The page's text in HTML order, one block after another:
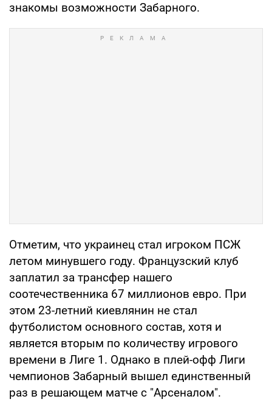
знакомы возможности Забарного.
Отметим, что украинец стал игроком ПСЖ
летом минувшего году. Французский клуб
заплатил за трансфер нашего
соотечественника 67 миллионов евро. При
этом 23-летний киевлянин не стал
футболистом основного состав, хотя и
является вторым по количеству игрового
времени в Лиге 1. Однако в плей-офф Лиги
чемпионов Забарный вышел единственный
раз в решающем матче с "Арсеналом".